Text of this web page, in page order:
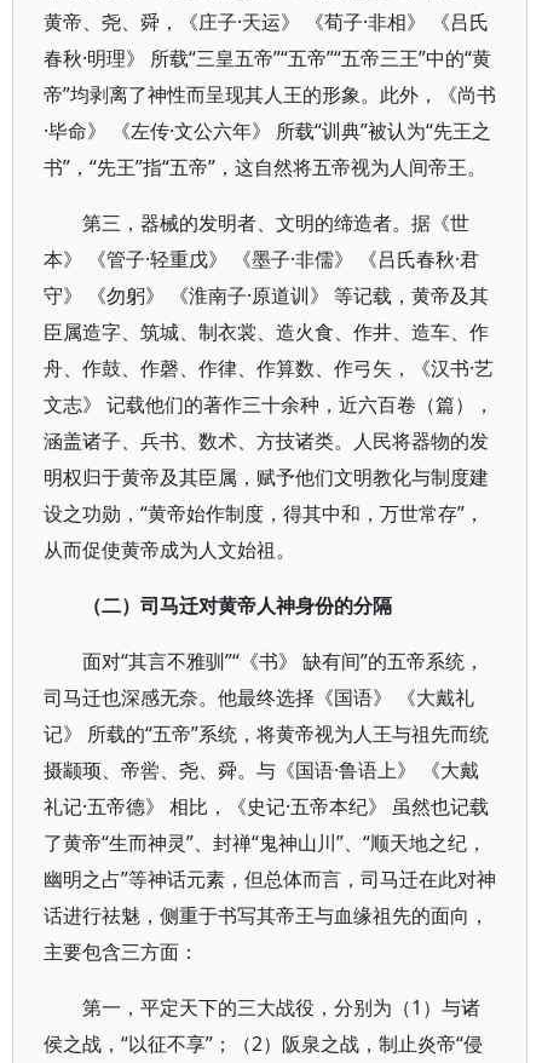
黄帝、尧、舜，《庄子·天运》 《荀子·非相》 《吕氏
春秋·明理》 所载“三皇五帝”“五帝”“五帝三王”中的“黄
帝”均剥离了神性而呈现其人王的形象。此外，《尚书
·毕命》 《左传·文公六年》 所载“训典”被认为“先王之
书”，“先王”指“五帝”，这自然将五帝视为人间帝王。
第三，器械的发明者、文明的缔造者。据《世
本》 《管子·轻重戊》 《墨子·非儒》 《吕氏春秋·君
守》 《勿躬》 《淮南子·原道训》 等记载，黄帝及其
臣属造字、筑城、制衣裳、造火食、作井、造车、作
舟、作鼓、作磬、作律、作算数、作弓矢，《汉书·艺
文志》 记载他们的著作三十余种，近六百卷（篇），
涵盖诸子、兵书、数术、方技诸类。人民将器物的发
明权归于黄帝及其臣属，赋予他们文明教化与制度建
设之功勋，“黄帝始作制度，得其中和，万世常存”，
从而促使黄帝成为人文始祖。
（二）司马迁对黄帝人神身份的分隔
面对“其言不雅驯”“《书》 缺有间”的五帝系统，
司马迁也深感无奈。他最终选择《国语》 《大戴礼
记》 所载的“五帝”系统，将黄帝视为人王与祖先而统
摄颛顼、帝喾、尧、舜。与《国语·鲁语上》 《大戴
礼记·五帝德》 相比，《史记·五帝本纪》 虽然也记载
了黄帝“生而神灵”、封禅“鬼神山川”、“顺天地之纪，
幽明之占”等神话元素，但总体而言，司马迁在此对神
话进行祛魅，侧重于书写其帝王与血缘祖先的面向，
主要包含三方面：
第一，平定天下的三大战役，分别为（1）与诸
侯之战，“以征不享”；（2）阪泉之战，制止炎帝“侵